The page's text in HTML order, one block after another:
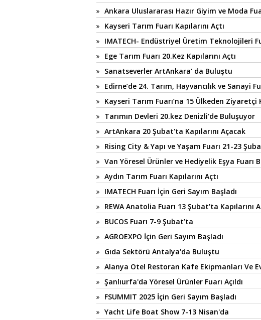
Ankara Uluslararası Hazır Giyim ve Moda
Kayseri Tarım Fuarı Kapılarını Açtı
IMATECH- Endüstriyel Üretim Teknolojileri
Ege Tarım Fuarı 20.Kez Kapılarını Açtı
Sanatseverler ArtAnkara' da Buluştu
Edirne’de 24. Tarım, Hayvancılık ve Sanayi
Kayseri Tarım Fuarı’na 15 Ülkeden Ziyaretçi
Tarımın Devleri 20.kez Denizli'de Buluşuyor
ArtAnkara 20 Şubat'ta Kapılarını Açacak
Rising City & Yapı ve Yaşam Fuarı 21-23
Van Yöresel Ürünler ve Hediyelik Eşya Fuarı
Aydın Tarım Fuarı Kapılarını Açtı
IMATECH Fuarı İçin Geri Sayım Başladı
REWA Anatolia Fuarı 13 Şubat'ta Kapılarını
BUCOS Fuarı 7-9 Şubat’ta
AGROEXPO İçin Geri Sayım Başladı
Gıda Sektörü Antalya'da Buluştu
Alanya Otel Restoran Kafe Ekipmanları Ve
Şanlıurfa'da Yöresel Ürünler Fuarı Açıldı
FSUMMIT 2025 İçin Geri Sayım Başladı
Yacht Life Boat Show 7-13 Nisan'da